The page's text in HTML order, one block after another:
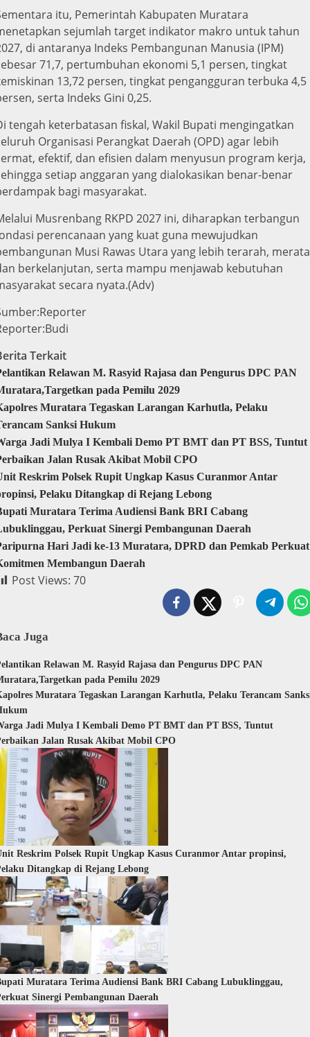
itu, Pemerintah Kabupaten Muratara
sejumlah target indikator makro untuk tahun
di antaranya Indeks Pembangunan Manusia (IPM)
71,7, pertumbuhan ekonomi 5,1 persen, tingkat
13,72 persen, tingkat pengangguran terbuka 4,5
serta Indeks Gini 0,25.
tengah keterbatasan fiskal, Wakil Bupati mengingatkan
Organisasi Perangkat Daerah (OPD) agar lebih
efektif, dan efisien dalam menyusun program kerja,
setiap anggaran yang dialokasikan benar-benar
bagi masyarakat.
Musrenbang RKPD 2027 ini, diharapkan terbangun
perencanaan yang kuat guna mewujudkan
Musi Rawas Utara yang lebih terarah,
berkelanjutan, serta mampu menjawab kebutuhan
secara nyata.(Adv)
Terkait
Relawan M. Rasyid Rajasa dan Pengurus DPC PAN
pada Pemilu 2029
Muratara Tegaskan Larangan Karhutla, Pelaku
Sanksi Hukum
Jadi Mulya I Kembali Demo PT BMT dan PT BSS, Tuntut
Jalan Rusak Akibat Mobil CPO
Reskrim Polsek Rupit Ungkap Kasus Curanmor Antar
Pelaku Ditangkap di Rejang Lebong
Muratara Terima Audiensi Bank BRI Cabang
Perkuat Sinergi Pembangunan Daerah
Hari Jadi ke-13 Muratara, DPRD dan Pemkab Perkuat
Membangun Daerah
Post Views: 70
Juga
Relawan M. Rasyid Rajasa dan Pengurus DPC PAN
pada Pemilu 2029
Muratara Tegaskan Larangan Karhutla, Pelaku Terancam
Jadi Mulya I Kembali Demo PT BMT dan PT BSS, Tuntut
Jalan Rusak Akibat Mobil CPO
Reskrim Polsek Rupit Ungkap Kasus Curanmor Antar propinsi,
Ditangkap di Rejang Lebong
Muratara Terima Audiensi Bank BRI Cabang Lubuklinggau,
Sinergi Pembangunan Daerah